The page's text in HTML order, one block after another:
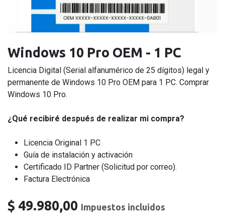
Windows 10 Pro OEM - 1 PC
Licencia Digital (Serial alfanumérico de 25 dígitos) legal y
permanente de Windows 10 Pro OEM para 1 PC. Comprar
Windows 10 Pro.
¿Qué recibiré después de realizar mi compra?
Licencia Original 1 PC
Guía de instalación y activación
Certificado ID Partner (Solicitud por correo).
Factura Electrónica
$ 49.980,00 Impuestos incluidos